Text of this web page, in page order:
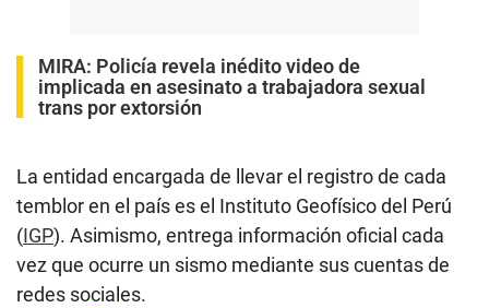
MIRA: Policía revela inédito video de
implicada en asesinato a trabajadora sexual
trans por extorsión
La entidad encargada de llevar el registro de cada
temblor en el país es el Instituto Geofísico del Perú
(IGP). Asimismo, entrega información oficial cada
vez que ocurre un sismo mediante sus cuentas de
redes sociales.